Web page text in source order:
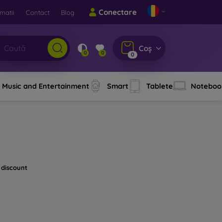
Contact Blog Conectare
0 0 0
Coș
Music and Entertainment Smart Tablete
discount